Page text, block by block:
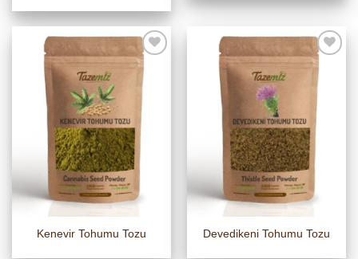
Kenevir Tohumu Tozu Devedikeni Tohumu Tozu